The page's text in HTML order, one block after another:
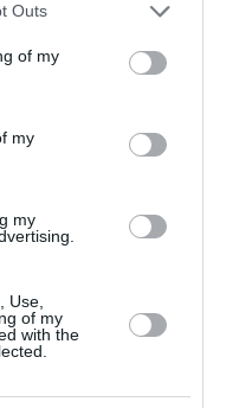
Outs
of my
my
my
Use,
of my
with the
στο καρναβάλι!
5 – 12 ετών